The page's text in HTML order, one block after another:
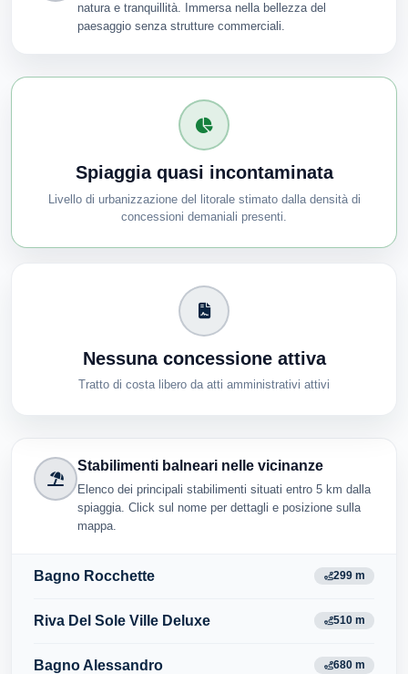
natura e tranquillità. Immersa nella bellezza del
paesaggio senza strutture commerciali.
Spiaggia quasi incontaminata
Livello di urbanizzazione del litorale stimato dalla densità di
concessioni demaniali presenti.
Nessuna concessione attiva
Tratto di costa libero da atti amministrativi attivi
Stabilimenti balneari nelle vicinanze
Elenco dei principali stabilimenti situati entro 5 km dalla
spiaggia. Click sul nome per dettagli e posizione sulla
mappa.
Bagno Rocchette 299 m
Riva Del Sole Ville Deluxe 510 m
Bagno Alessandro 680 m